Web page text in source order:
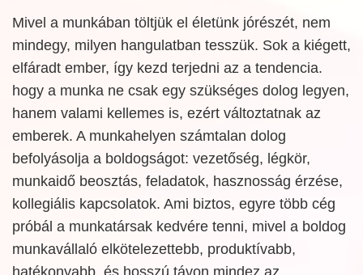
Mivel a munkában töltjük el életünk jórészét, nem
mindegy, milyen hangulatban tesszük. Sok a kiégett,
elfáradt ember, így kezd terjedni az a tendencia.
hogy a munka ne csak egy szükséges dolog legyen,
hanem valami kellemes is, ezért változtatnak az
emberek. A munkahelyen számtalan dolog
befolyásolja a boldogságot: vezetőség, légkör,
munkaidő beosztás, feladatok, hasznosság érzése,
kollegiális kapcsolatok. Ami biztos, egyre több cég
próbál a munkatársak kedvére tenni, mivel a boldog
munkavállaló elkötelezettebb, produktívabb,
hatékonyabb, és hosszú távon mindez az